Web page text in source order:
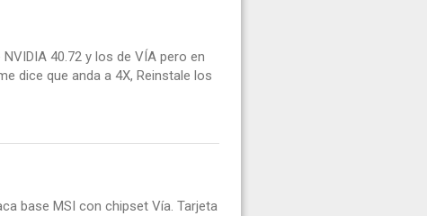
40.72 y los de VÍA pero en
dice que anda a 4X, Reinstale los
base MSI con chipset Vía. Tarjeta